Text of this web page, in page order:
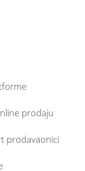
prodaju
prodavaonici